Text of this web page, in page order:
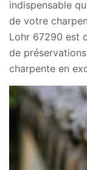
indispensable
de votre
Lohr 67290 est
de
charpente en